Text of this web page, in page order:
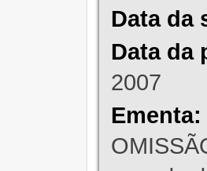
Data da
Data da
2007
Ementa: